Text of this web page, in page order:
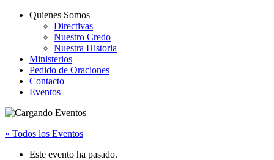
Quienes Somos
Directivas
Nuestro Credo
Nuestra Historia
Ministerios
Pedido de Oraciones
Contacto
Eventos
« Todos los Eventos
Este evento ha pasado.